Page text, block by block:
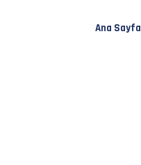
Ana Sayfa